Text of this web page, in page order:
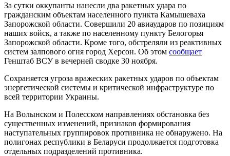
За сутки оккупанты нанесли два ракетных удара по
гражданским объектам населенного пункта Камышеваха
Запорожской области. Совершили 20 авиаударов по позициям
наших войск, а также по населенному пункту Белогорья
Запорожской области. Кроме того, обстреляли из реактивных
систем залпового огня город Херсон. Об этом сообщает
Генштаб ВСУ в вечерней сводке 30 ноября.
Сохраняется угроза вражеских ракетных ударов по объектам
энергетической системы и критической инфраструктуре по
всей территории Украины.
На Волынском и Полесском направлениях обстановка без
существенных изменений, признаков формирования
наступательных группировок противника не обнаружено. На
полигонах республики в Беларуси продолжается подготовка
отдельных подразделений противника.